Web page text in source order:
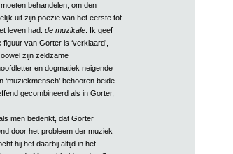
behandelen, om den
uit zijn poëzie van het eerste tot
leven had: de muzikale. Ik geef
van Gorter is ‘verklaard’,
zijn zeldzame
en dogmatiek neigende
‘muziekmensch’ behooren beide
gecombineerd als in Gorter,
men bedenkt, dat Gorter
door het probleem der muziek
hij het daarbij altijd in het